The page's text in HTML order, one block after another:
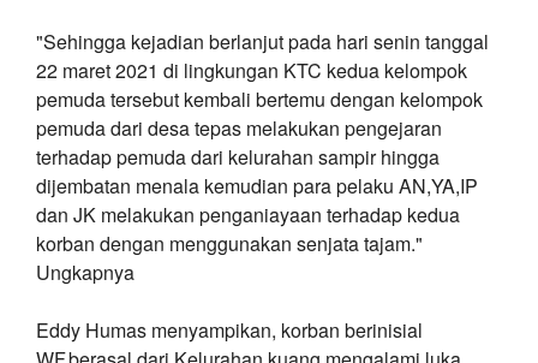
"Sehingga kejadian berlanjut pada hari senin tanggal
22 maret 2021 di lingkungan KTC kedua kelompok
pemuda tersebut kembali bertemu dengan kelompok
pemuda dari desa tepas melakukan pengejaran
terhadap pemuda dari kelurahan sampir hingga
dijembatan menala kemudian para pelaku AN,YA,IP
dan JK melakukan penganiayaan terhadap kedua
korban dengan menggunakan senjata tajam."
Ungkapnya
Eddy Humas menyampikan, korban berinisial